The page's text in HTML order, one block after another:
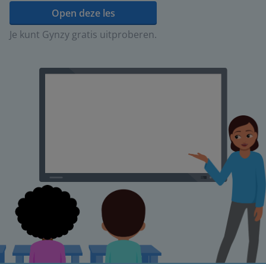
Open deze les
Je kunt Gynzy gratis uitproberen.